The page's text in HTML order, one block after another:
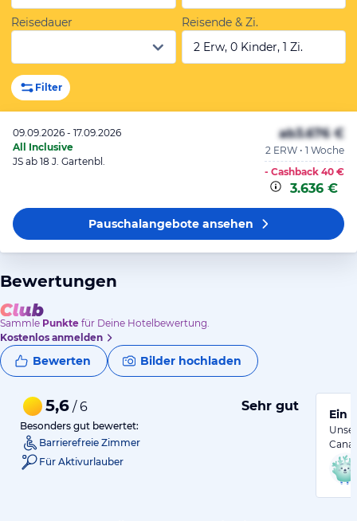
Reisedauer
Reisende & Zi.
2 Erw, 0 Kinder, 1 Zi.
Filter
09.09.2026 - 17.09.2026
All Inclusive
JS ab 18 J. Gartenbl.
ab3.676 €
2 ERW • 1 Woche
- Cashback 40 €
3.636 €
Pauschalangeboteansehen
Bewertungen
Sammle Punkte für Deine Hotelbewertung.
Kostenlos anmelden
Bewerten Bilder hochladen
5,6 / 6 Sehr gut
Besonders gut bewertet:
Barrierefreie Zimmer
Für Aktivurlauber
Ein
Cana